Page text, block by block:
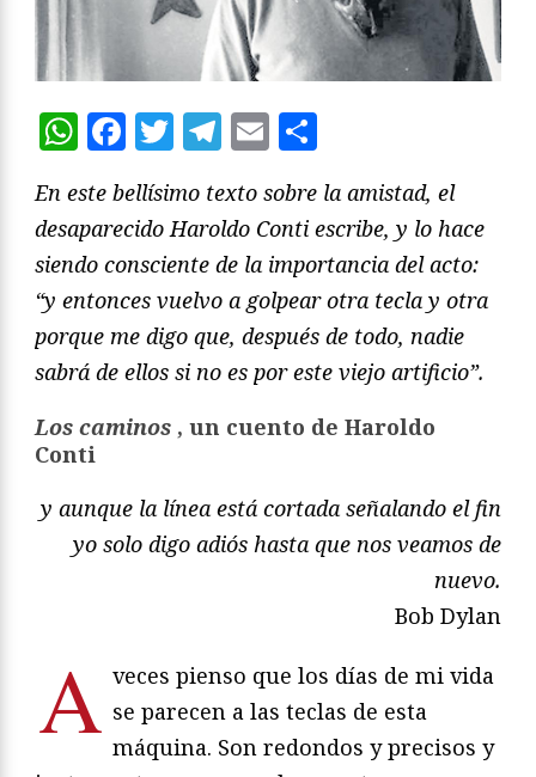
WhatsApp
Facebook
Twitter
Telegram
Email
En este bellísimo texto sobre la amistad, el
desaparecido Haroldo Conti escribe, y lo hace
siendo consciente de la importancia del acto:
“y entonces vuelvo a golpear otra tecla y otra
porque me digo que, después de todo, nadie
sabrá de ellos si no es por este viejo artificio”.
Los caminos , un cuento de Haroldo
Conti
y aunque la línea está cortada señalando el fin
yo solo digo adiós hasta que nos veamos de
nuevo.
Bob Dylan
A veces pienso que los días de mi vida
se parecen a las teclas de esta
máquina. Son redondos y precisos y